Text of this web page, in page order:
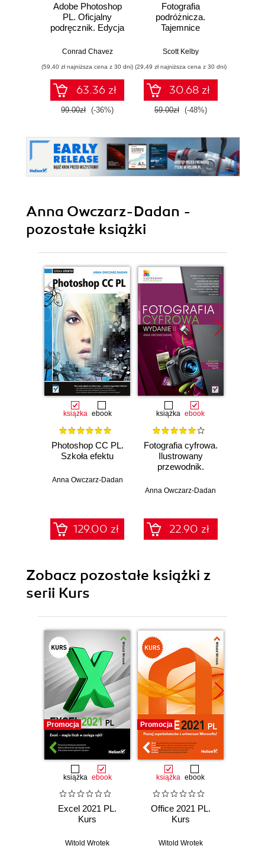
Adobe Photoshop
PL. Oficjalny
podręcznik. Edycja
Conrad Chavez
(59,40 zł najniższa cena z 30 dni)
63.36 zł
99.00zł (-36%)
Fotografia
podróżnicza.
Tajemnice
wyjaśnione krok po
Scott Kelby
(29,49 zł najniższa cena z 30 dni)
30.68 zł
59.00zł (-48%)
Anna Owczarz-Dadan -
pozostałe książki
książka ebook
Photoshop CC PL.
Szkoła efektu
Anna Owczarz-Dadan
129.00 zł
książka ebook
Fotografia cyfrowa.
Ilustrowany
przewodnik.
Anna Owczarz-Dadan
22.90 zł
Zobacz pozostałe książki z
serii Kurs
Promocja
książka ebook
Excel 2021 PL.
Kurs
Witold Wrotek
Promocja
książka ebook
Office 2021 PL.
Kurs
Witold Wrotek